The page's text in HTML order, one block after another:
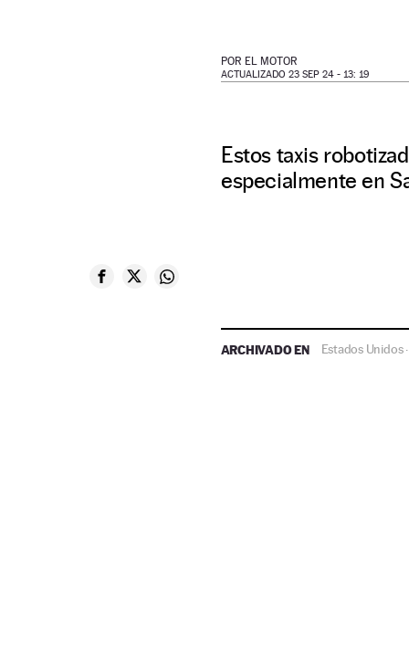
POR EL MOTOR
ACTUALIZADO 23 SEP 24 - 13: 19
Estos taxis
especialmente en
ARCHIVADO EN Estados Unidos·